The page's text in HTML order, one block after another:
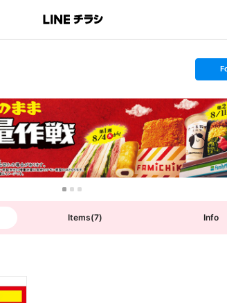
s
t
o
l
l
o
w
Items(7) Info